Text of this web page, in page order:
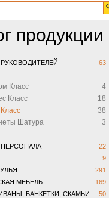
продукции
63
Класс
4
Класс
18
38
Шатура
3
ПЕРСОНАЛА
22
9
291
МЕБЕЛЬ
169
БАНКЕТКИ, СКАМЬИ
50